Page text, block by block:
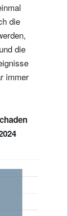
die
die
immer